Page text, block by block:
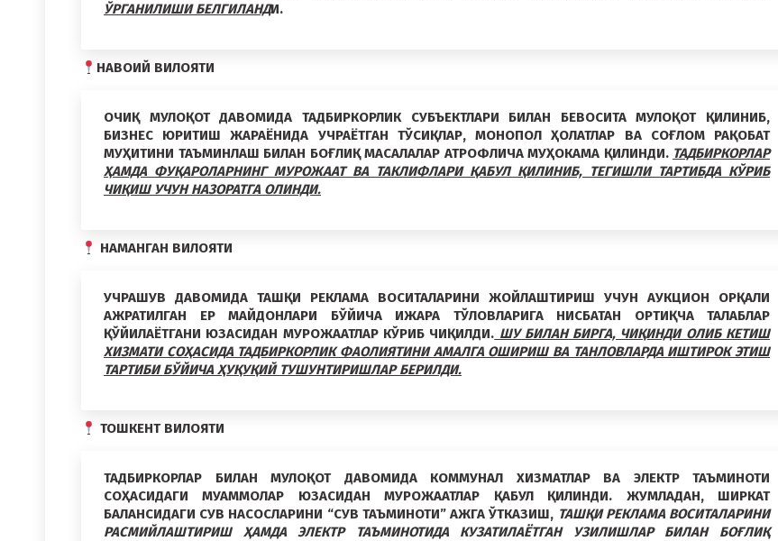
ЎРГАНИЛИШИ БЕЛГИЛАНДИ.
НАВОИЙ ВИЛОЯТИ
ОЧИҚ МУЛОҚОТ ДАВОМИДА ТАДБИРКОРЛИК СУБЪЕКТЛАРИ БИЛАН БЕВОСИТА МУЛОҚОТ ҚИЛИНИБ,
БИЗНЕС ЮРИТИШ ЖАРАЁНИДА УЧРАЁТГАН ТЎСИҚЛАР, МОНОПОЛ ҲОЛАТЛАР ВА СОҒЛОМ РАҚОБАТ
МУҲИТИНИ ТАЪМИНЛАШ БИЛАН БОҒЛИҚ МАСАЛАЛАР АТРОФЛИЧА МУҲОКАМА ҚИЛИНДИ. ТАДБИРКОРЛАР
ҲАМДА ФУҚАРОЛАРНИНГ МУРОЖААТ ВА ТАКЛИФЛАРИ ҚАБУЛ ҚИЛИНИБ, ТЕГИШЛИ ТАРТИБДА КЎРИБ
ЧИҚИШ УЧУН НАЗОРАТГА ОЛИНДИ.
НАМАНГАН ВИЛОЯТИ
УЧРАШУВ ДАВОМИДА ТАШҚИ РЕКЛАМА ВОСИТАЛАРИНИ ЖОЙЛАШТИРИШ УЧУН АУКЦИОН ОРҚАЛИ
АЖРАТИЛГАН ЕР МАЙДОНЛАРИ БЎЙИЧА ИЖАРА ТЎЛОВЛАРИГА НИСБАТАН ОРТИҚЧА ТАЛАБЛАР
ҚЎЙИЛАЁТГАНИ ЮЗАСИДАН МУРОЖААТЛАР КЎРИБ ЧИҚИЛДИ. ШУ БИЛАН БИРГА, ЧИҚИНДИ ОЛИБ КЕТИШ
ХИЗМАТИ СОҲАСИДА ТАДБИРКОРЛИК ФАОЛИЯТИНИ АМАЛГА ОШИРИШ ВА ТАНЛОВЛАРДА ИШТИРОК ЭТИШ
ТАРТИБИ БЎЙИЧА ҲУҚУҚИЙ ТУШУНТИРИШЛАР БЕРИЛДИ.
ТОШКЕНТ ВИЛОЯТИ
ТАДБИРКОРЛАР БИЛАН МУЛОҚОТ ДАВОМИДА КОММУНАЛ ХИЗМАТЛАР ВА ЭЛЕКТР ТАЪМИНОТИ
СОҲАСИДАГИ МУАММОЛАР ЮЗАСИДАН МУРОЖААТЛАР ҚАБУЛ ҚИЛИНДИ. ЖУМЛАДАН, ШИРКАТ
БАЛАНСИДАГИ СУВ НАСОСЛАРИНИ “СУВ ТАЪМИНОТИ” АЖГА ЎТКАЗИШ, ТАШҚИ РЕКЛАМА ВОСИТАЛАРИНИ
РАСМИЙЛАШТИРИШ ҲАМДА ЭЛЕКТР ТАЪМИНОТИДА КУЗАТИЛАЁТГАН УЗИЛИШЛАР БИЛАН БОҒЛИҚ